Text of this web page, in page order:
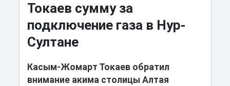
Токаев сумму за
подключение газа в Нур-
Султане
Касым-Жомарт Токаев обратил
внимание акима столицы Алтая